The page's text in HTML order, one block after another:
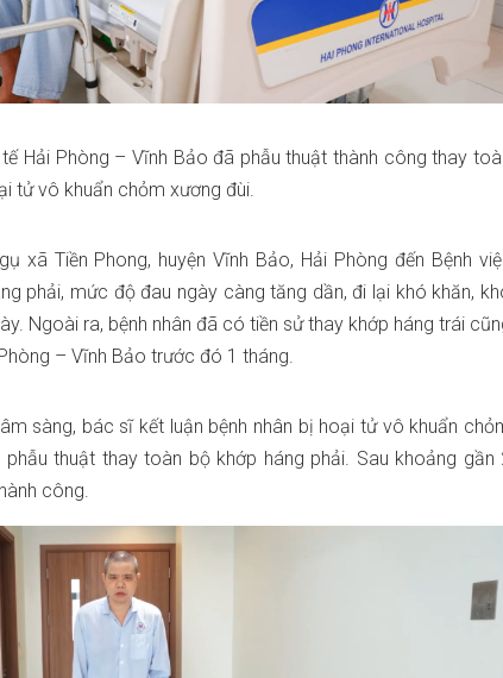
Hải Phòng – Vĩnh Bảo đã phẫu thuật thành công thay
tử vô khuẩn chỏm xương đùi.
xã Tiền Phong, huyện Vĩnh Bảo, Hải Phòng đến Bệnh
phải, mức độ đau ngày càng tăng dần, đi lại khó khăn,
Ngoài ra, bệnh nhân đã có tiền sử thay khớp háng trái
– Vĩnh Bảo trước đó 1 tháng.
sàng, bác sĩ kết luận bệnh nhân bị hoại tử vô khuẩn
thuật thay toàn bộ khớp háng phải. Sau khoảng gần
công.